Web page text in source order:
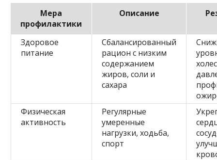
Мера
профилактики
Описание
Здоровое
питание
Сбалансированный
рацион с низким
содержанием
жиров, соли и
сахара
Физическая
активность
Регулярные
умеренные
нагрузки, ходьба,
спорт